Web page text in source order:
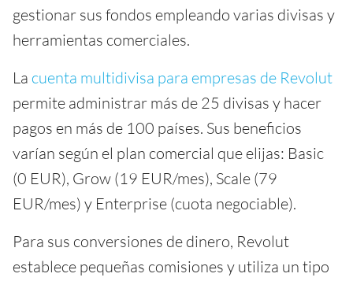
gestionar sus fondos empleando varias divisas y
herramientas comerciales.
La cuenta multidivisa para empresas de Revolut
permite administrar más de 25 divisas y hacer
pagos en más de 100 países. Sus beneficios
varían según el plan comercial que elijas: Basic
(0 EUR), Grow (19 EUR/mes), Scale (79
EUR/mes) y Enterprise (cuota negociable).
Para sus conversiones de dinero, Revolut
establece pequeñas comisiones y utiliza un tipo